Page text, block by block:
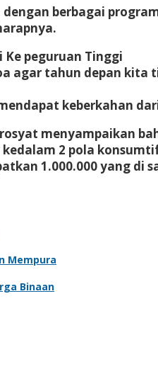
berbagai
peguruan Tinggi
agar tahun depan kita
keberkahan
menyampaikan
kedalam 2 pola
1.000.000 yang di
Mempura
Binaan